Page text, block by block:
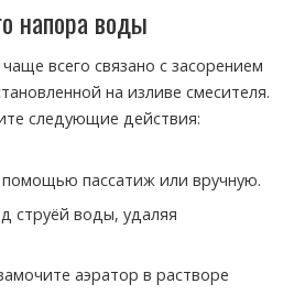
напора воды
всего связано с засорением
на изливе смесителя.
следующие действия:
помощью пассатиж или вручную.
струёй воды, удаляя
аэратор в растворе